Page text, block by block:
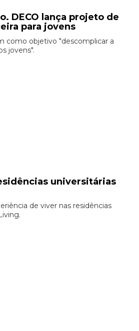
DECO lança projeto de
para jovens
como objetivo "descomplicar a
jovens".
universitárias
de viver nas residências